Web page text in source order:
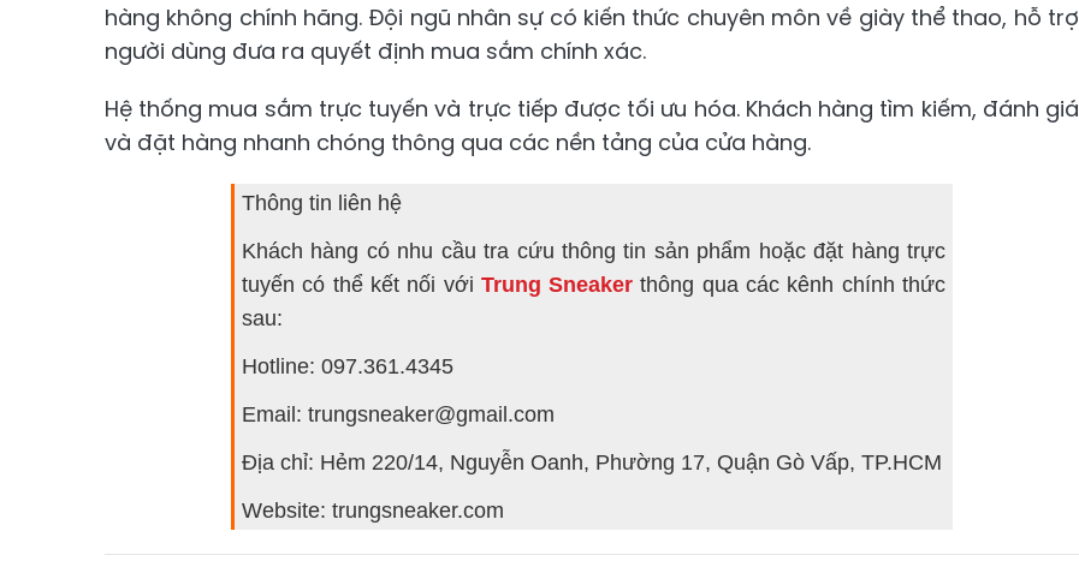
hàng không chính hãng. Đội ngũ nhân sự có kiến thức chuyên môn về giày thể thao, hỗ trợ
người dùng đưa ra quyết định mua sắm chính xác.
Hệ thống mua sắm trực tuyến và trực tiếp được tối ưu hóa. Khách hàng tìm kiếm, đánh giá
và đặt hàng nhanh chóng thông qua các nền tảng của cửa hàng.
Thông tin liên hệ
Khách hàng có nhu cầu tra cứu thông tin sản phẩm hoặc đặt hàng trực
tuyến có thể kết nối với Trung Sneakerthông qua các kênh chính thức
sau:
Hotline: 097.361.4345
Email: trungsneaker@gmail.com
Địa chỉ: Hẻm 220/14, Nguyễn Oanh, Phường 17, Quận Gò Vấp, TP.HCM
Website: trungsneaker.com